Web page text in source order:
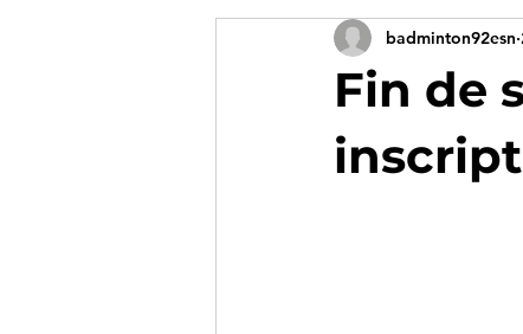
Fin de
badminton92esn